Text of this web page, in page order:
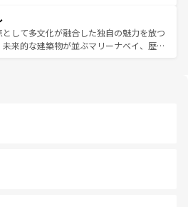
年中温暖で、どの季節にも異なる楽しみ
しみやすいタイの人々、仏教を中心とし
様な観光資源が、訪れる旅人を魅了し続
も感動するはず。観光スポットが密集し
見どころを回れるのも魅力。息をのむよ
的な体験まで、香港を存分に楽しみ尽く
して多文化が融合した独自の魅力を放つ
来的な建築物が並ぶマリーナベイ、歴史
地元の風情を楽しめる外せないスポット